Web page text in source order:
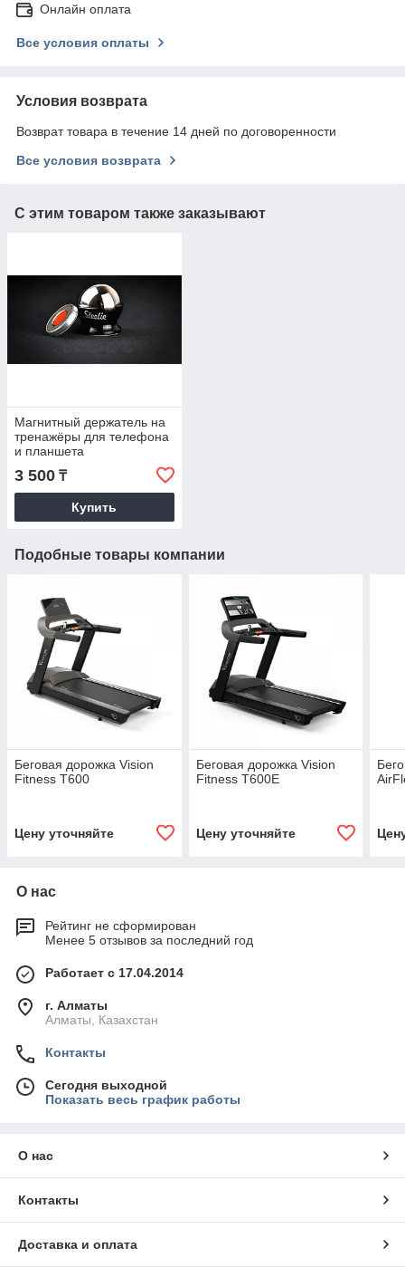
Онлайн оплата
Все условия оплаты
Условия возврата
Возврат товара в течение 14 дней по договоренности
Все условия возврата
С этим товаром также заказывают
Магнитный держатель на
тренажёры для телефона
и планшета
3 500 ₸
Купить
Подобные товары компании
Беговая дорожка Vision
Fitness T600
Цену уточняйте
Беговая дорожка Vision
Fitness T600E
Цену уточняйте
О нас
Рейтинг не сформирован
Менее 5 отзывов за последний год
Работает с 17.04.2014
г. Алматы
Алматы, Казахстан
Контакты
Сегодня выходной
Показать весь график работы
О нас
Контакты
Доставка и оплата